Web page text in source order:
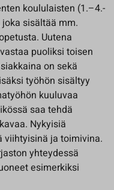
koululaisten (1.–4.-
sisältää mm.
Uutena
puoliksi toisen
on sekä
työhön sisältyy
kuuluvaa
saa tehdä
Nykyisiä
viihtyisinä ja toimivina.
yhteydessä
esimerkiksi